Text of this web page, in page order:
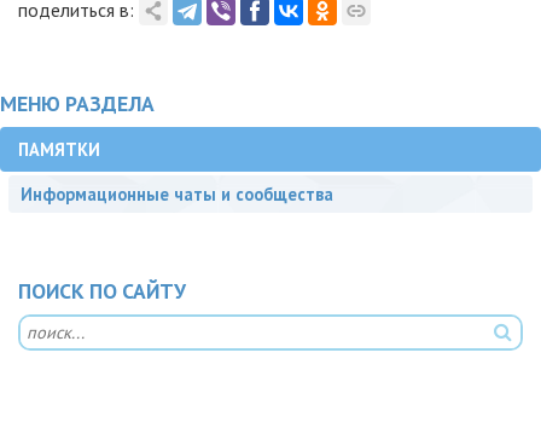
поделиться в:
МЕНЮ РАЗДЕЛА
ПАМЯТКИ
Информационные чаты и сообщества
ПОИСК ПО САЙТУ